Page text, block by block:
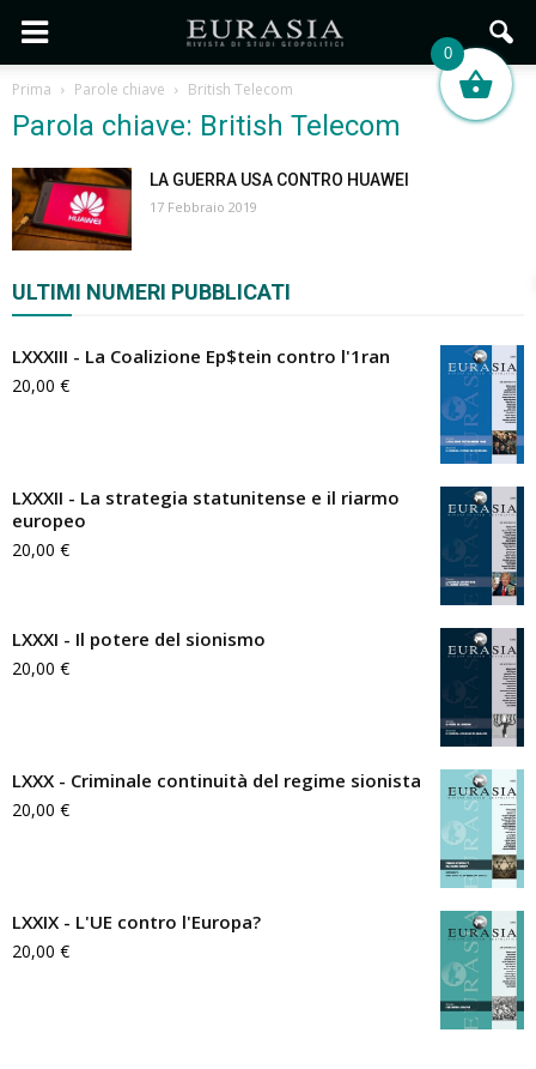
Prima Parole chiave British Telecom
Parola chiave: British Telecom
LA GUERRA USA CONTRO HUAWEI
17 Febbraio 2019
ULTIMI NUMERI PUBBLICATI
LXXXIII - La Coalizione Ep$tein contro l'1ran
20,00 €
LXXXII - La strategia statunitense e il riarmo
europeo
20,00 €
LXXXI - Il potere del sionismo
20,00 €
LXXX - Criminale continuità del regime sionista
20,00 €
LXXIX - L'UE contro l'Europa?
20,00 €
0